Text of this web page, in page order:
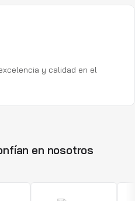
y calidad en el
en nosotros